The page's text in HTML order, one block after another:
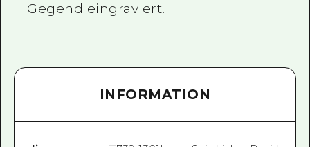
Gegend eingraviert.
INFORMATION